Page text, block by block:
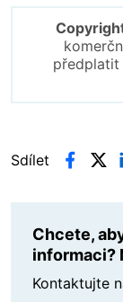
předplatit
Sdílet
Chcete,
informaci?
Kontaktujte